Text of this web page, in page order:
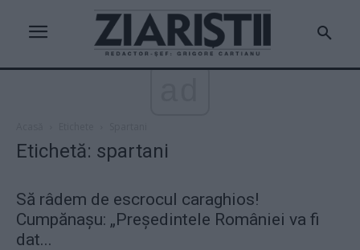
Etichetă: spartani
Să râdem de escrocul caraghios!
Cumpănașu: „Președintele României va fi
dat...